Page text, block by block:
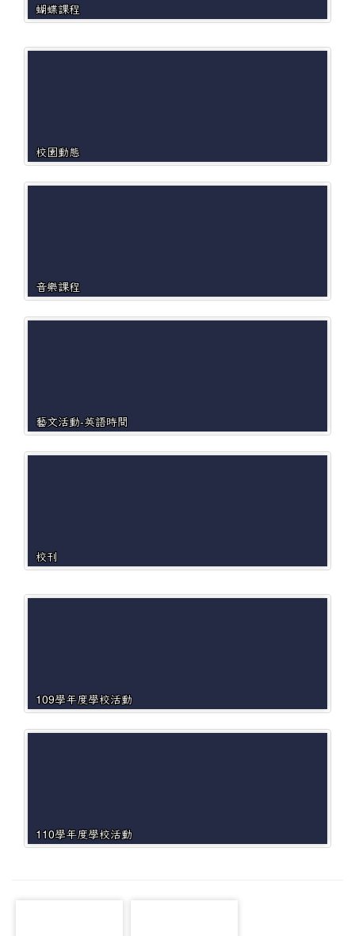
蝴蝶課程
校園動態
音樂課程
藝文活動-英語時間
校刊
109學年度學校活動
110學年度學校活動